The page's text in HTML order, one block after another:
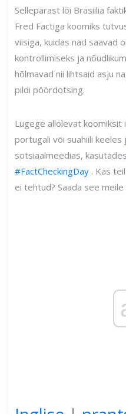
Sellepärast lõi Brasiilia
Fred Factiga koomiks
viisiga, kuidas nad saavad
kontrollimiseks ja
hõlmavad nii lihtsaid asju
pildi pöördotsing.
Lugege allolevat koomiksit
portugali või suahiili
sotsiaalmeedias, kasutades
#FactCheckingDay . Kas
ei tehtud? Saada see